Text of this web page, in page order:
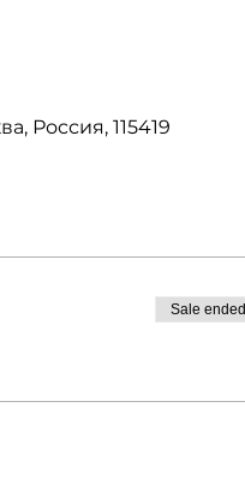
Россия, 115419
Sale ended